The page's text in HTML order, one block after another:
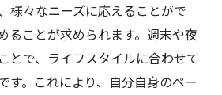
様々なニーズに応えることがで
ることが求められます。週末や夜
とで、ライフスタイルに合わせて
す。これにより、自分自身のペー